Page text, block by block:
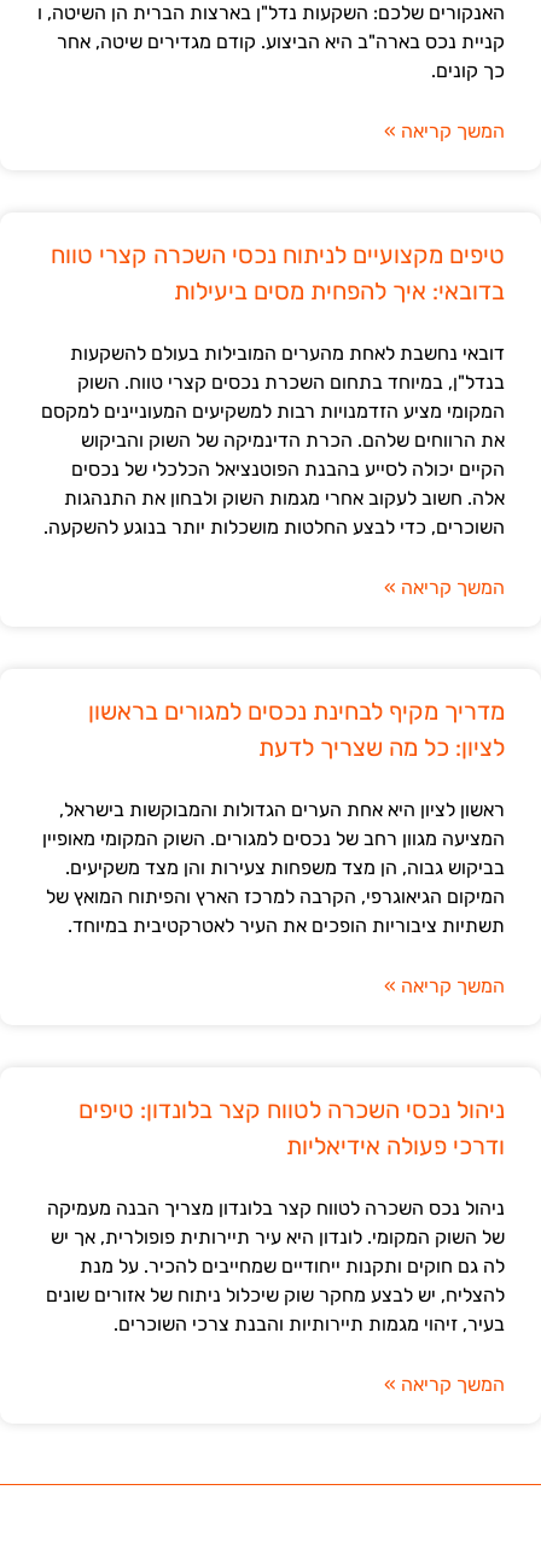
האנקורים שלכם: השקעות נדל"ן בארצות הברית הן השיטה, ו
קניית נכס בארה"ב היא הביצוע. קודם מגדירים שיטה, אחר
כך קונים.
המשך קריאה »
טיפים מקצועיים לניתוח נכסי השכרה קצרי טווח
בדובאי: איך להפחית מסים ביעילות
דובאי נחשבת לאחת מהערים המובילות בעולם להשקעות
בנדל"ן, במיוחד בתחום השכרת נכסים קצרי טווח. השוק
המקומי מציע הזדמנויות רבות למשקיעים המעוניינים למקסם
את הרווחים שלהם. הכרת הדינמיקה של השוק והביקוש
הקיים יכולה לסייע בהבנת הפוטנציאל הכלכלי של נכסים
אלה. חשוב לעקוב אחרי מגמות השוק ולבחון את התנהגות
השוכרים, כדי לבצע החלטות מושכלות יותר בנוגע להשקעה.
המשך קריאה »
מדריך מקיף לבחינת נכסים למגורים בראשון
לציון: כל מה שצריך לדעת
ראשון לציון היא אחת הערים הגדולות והמבוקשות בישראל,
המציעה מגוון רחב של נכסים למגורים. השוק המקומי מאופיין
בביקוש גבוה, הן מצד משפחות צעירות והן מצד משקיעים.
המיקום הגיאוגרפי, הקרבה למרכז הארץ והפיתוח המואץ של
תשתיות ציבוריות הופכים את העיר לאטרקטיבית במיוחד.
המשך קריאה »
ניהול נכסי השכרה לטווח קצר בלונדון: טיפים
ודרכי פעולה אידיאליות
ניהול נכס השכרה לטווח קצר בלונדון מצריך הבנה מעמיקה
של השוק המקומי. לונדון היא עיר תיירותית פופולרית, אך יש
לה גם חוקים ותקנות ייחודיים שמחייבים להכיר. על מנת
להצליח, יש לבצע מחקר שוק שיכלול ניתוח של אזורים שונים
בעיר, זיהוי מגמות תיירותיות והבנת צרכי השוכרים.
המשך קריאה »